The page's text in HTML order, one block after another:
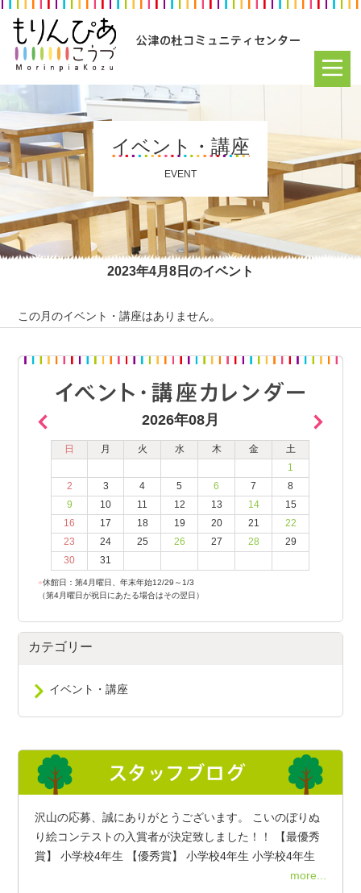
イベント・講座
EVENT
2023年4月8日のイベント
この月のイベント・講座はありません。
2026年08月
日 月 火 水 木 金
土
1
2
3 4 5 6 7
8
9
10 11 12 13 14
15
16
17 18 19 20 21
22
23
24 25 26 27 28
29
30
31
●休館日：第4月曜日、年末年始12/29～1/3
（第4月曜日が祝日にあたる場合はその翌日）
カテゴリー
イベント・講座
沢山の応募、誠にありがとうございます。 こいのぼりぬ
り絵コンテストの入賞者が決定致しました！！ 【最優秀
賞】 小学校4年生 【優秀賞】 小学校4年生 小学校4年生
more...